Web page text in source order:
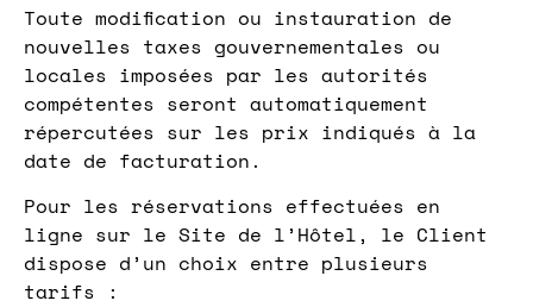
Toute modification ou instauration de
nouvelles taxes gouvernementales ou
locales imposées par les autorités
compétentes seront automatiquement
répercutées sur les prix indiqués à la
date de facturation.
Pour les réservations effectuées en
ligne sur le Site de l’Hôtel, le Client
dispose d’un choix entre plusieurs
tarifs :